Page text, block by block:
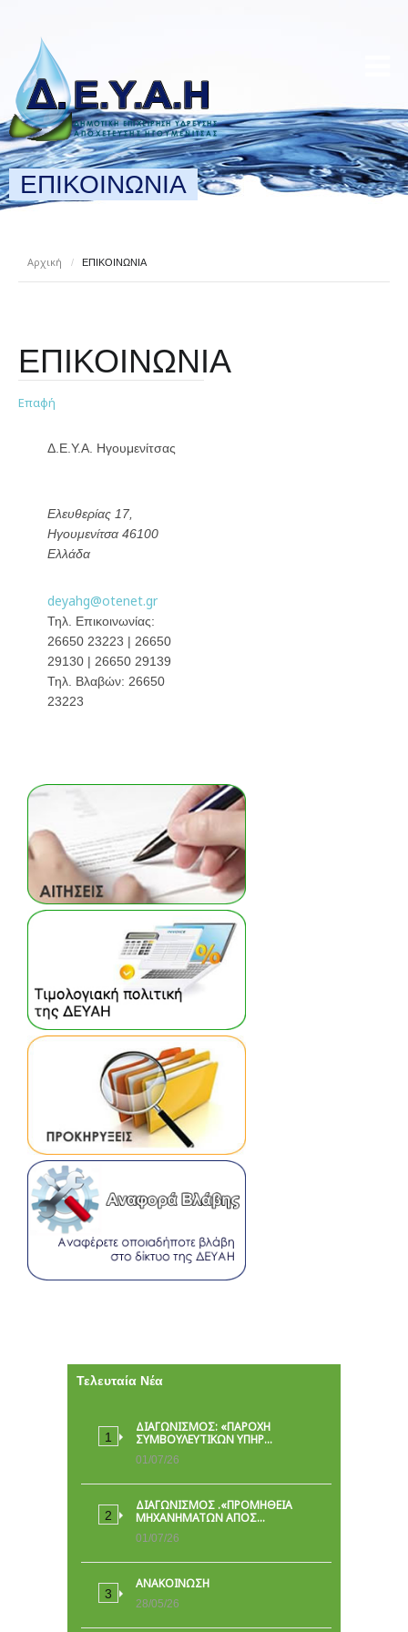
ΕΠΙΚΟΙΝΩΝΙΑ
Αρχική / ΕΠΙΚΟΙΝΩΝΙΑ
ΕΠΙΚΟΙΝΩΝΙΑ
Επαφή
Δ.Ε.Υ.Α. Ηγουμενίτσας
Ελευθερίας 17,
Ηγουμενίτσα 46100
Ελλάδα
deyahg@otenet.gr
Τηλ. Επικοινωνίας:
26650 23223 | 26650
29130 | 26650 29139
Τηλ. Βλαβών: 26650
23223
Τελευταία Νέα
ΔΙΑΓΩΝΙΣΜΟΣ: «ΠΑΡΟΧΉ
ΣΥΜΒΟΥΛΕΥΤΙΚΏΝ ΥΠΗΡ…
01/07/26
ΔΙΑΓΩΝΙΣΜΟΣ .«ΠΡΟΜΗΘΕΙΑ
ΜΗΧΑΝΗΜΑΤΩΝ ΑΠΟΣ…
01/07/26
ΑΝΑΚΟΙΝΩΣΗ
28/05/26